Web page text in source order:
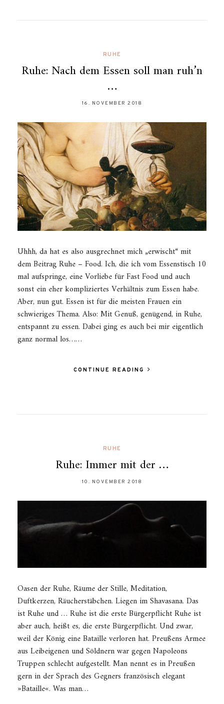
RUHE
Ruhe: Nach dem Essen soll man ruh’n
…
16. NOVEMBER 2018
Uhhh, da hat es also ausgrechnet mich „erwischt“ mit
dem Beitrag Ruhe – Food. Ich, die ich vom Essenstisch 10
mal aufspringe, eine Vorliebe für Fast Food und auch
sonst ein eher kompliziertes Verhältnis zum Essen habe.
Aber, nun gut. Essen ist für die meisten Frauen ein
schwieriges Thema. Also: Mit Genuß, genügend, in Ruhe,
entspannt zu essen. Dabei ging es auch bei mir eigentlich
ganz normal los……
CONTINUE READING
RUHE
Ruhe: Immer mit der …
10. NOVEMBER 2018
Oasen der Ruhe, Räume der Stille, Meditation,
Duftkerzen, Räucherstäbchen. Liegen im Shavasana. Das
ist Ruhe und … Ruhe ist die erste Bürgerpflicht Ruhe ist
aber auch, heißt es, die erste Bürgerpflicht. Und zwar,
weil der König eine Bataille verloren hat. Preußens Armee
aus Leibeigenen und Söldnern war gegen Napoleons
Truppen schlecht aufgestellt. Man nennt es in Preußen
gern in der Sprach des Gegners französisch elegant
»Bataille«. Was man…